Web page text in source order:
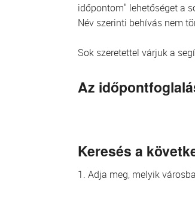
időpontom" lehetőséget a
Név szerinti behívás nem
Sok szeretettel várjuk a
Az
Keresés a
1. Adja meg, melyik